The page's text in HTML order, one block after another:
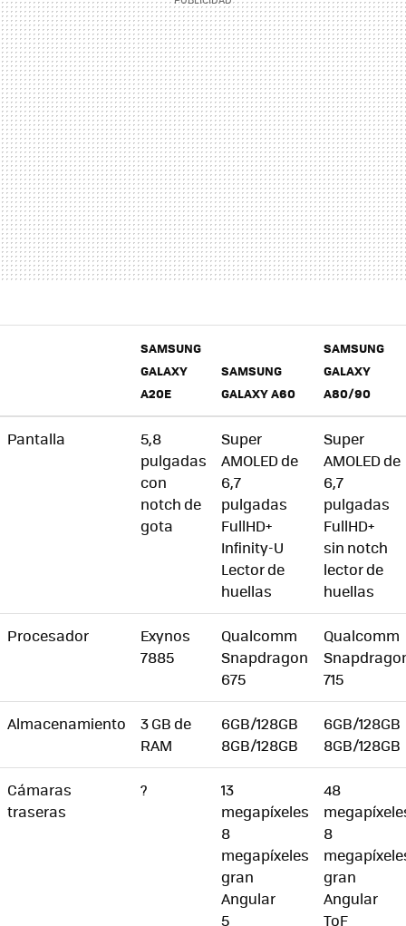
SAMSUNG
GALAXY
A20E
SAMSUNG
GALAXY A60
SAMSUNG
GALAXY
A80/90
Pantalla
5,8
pulgadas
con
notch de
gota
Super
AMOLED de
6,7
pulgadas
FullHD+
Infinity-U
Lector de
huellas
Super
AMOLED de
6,7
pulgadas
FullHD+
sin notch
lector de
huellas
Procesador
Exynos
7885
Qualcomm
Snapdragon
675
Qualcomm
715
Almacenamiento
3 GB de
RAM
6GB/128GB
8GB/128GB
6GB/128GB
8GB/128GB
Cámaras
traseras
?
13
megapíxeles
8
megapíxeles
gran
Angular
5
48
8
gran
Angular
ToF